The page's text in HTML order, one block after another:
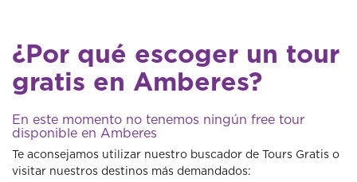
¿Por qué escoger un tour
gratis en Amberes?
En este momento no tenemos ningún free tour
disponible en Amberes
Te aconsejamos utilizar nuestro buscador de Tours Gratis o
visitar nuestros destinos más demandados: